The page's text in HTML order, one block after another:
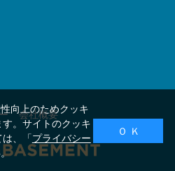
会社概要
向上のためクッキ
。サイトのクッキ
、「プライバシー
Ｏ Ｋ